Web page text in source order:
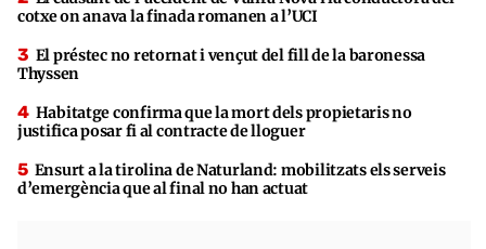
cotxe on anava la finada romanen a l’UCI
El préstec no retornat i vençut del fill de la baronessa
Thyssen
Habitatge confirma que la mort dels propietaris no
justifica posar fi al contracte de lloguer
Ensurt a la tirolina de Naturland: mobilitzats els serveis
d’emergència que al final no han actuat